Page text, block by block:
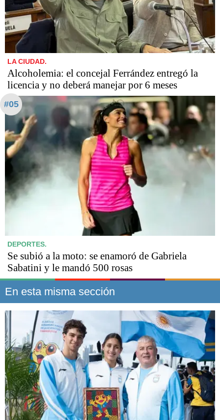
LA CIUDAD.
Alcoholemia: el concejal Ferrández entregó la
licencia y no deberá manejar por 6 meses
#05
DEPORTES.
Se subió a la moto: se enamoró de Gabriela
Sabatini y le mandó 500 rosas
En esta misma sección